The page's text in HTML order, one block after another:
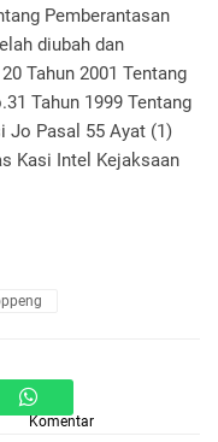
Pemberantasan
diubah dan
Tahun 2001 Tentang
Tahun 1999 Tentang
Jo Pasal 55 Ayat (1)
Kasi Intel Kejaksaan
Komentar